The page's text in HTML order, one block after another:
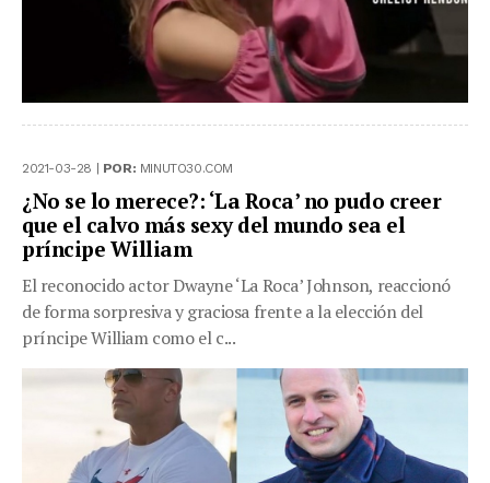
2021-03-28 | POR: MINUTO30.COM
¿No se lo merece?: ‘La Roca’ no pudo creer
que el calvo más sexy del mundo sea el
príncipe William
El reconocido actor Dwayne ‘La Roca’ Johnson, reaccionó
de forma sorpresiva y graciosa frente a la elección del
príncipe William como el c...